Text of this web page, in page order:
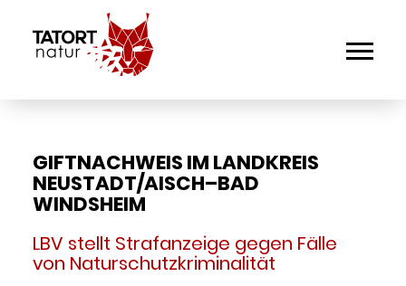
GIFTNACHWEIS IM LANDKREIS
NEUSTADT/AISCH–BAD
WINDSHEIM
LBV stellt Strafanzeige gegen Fälle
von Naturschutzkriminalität